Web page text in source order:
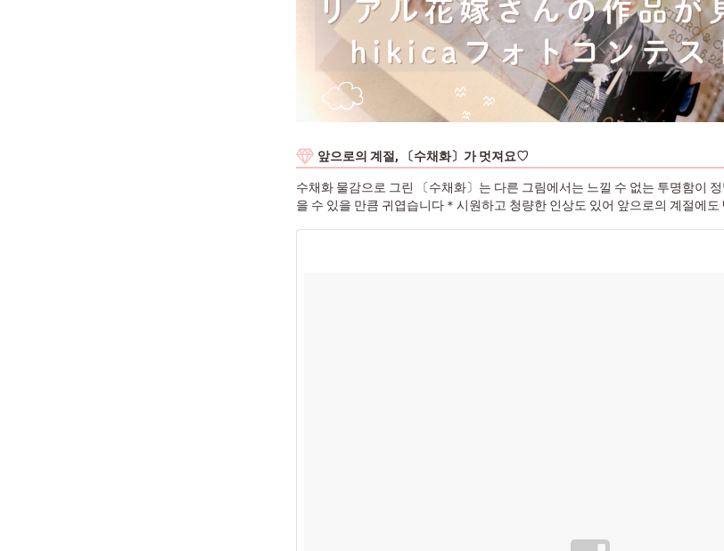
앞으로의 계절, 〔수채화〕가 멋져요♡
수채화 물감으로 그린 〔수채화〕는 다른 그림에서는 느낄 수 없는 투명함이
을 수 있을 만큼 귀엽습니다＊시원하고 청량한 인상도 있어 앞으로의 계절에도